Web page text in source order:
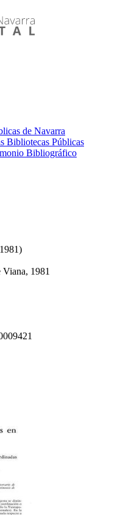
de Navarra
Bibliotecas Públicas
Bibliográfico
1981